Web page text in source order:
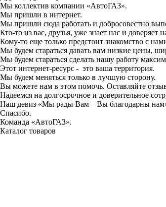
Мы коллектив компании «АвтоГАЗ».
Мы пришли в интернет.
Мы пришли сюда работать и добросовестно
Кто-то из вас, друзья, уже знает нас и доверяет
Кому-то еще только предстоит знакомство с
Мы будем стараться давать вам низкие цены,
Мы будем стараться сделать нашу работу
Этот интернет-ресурс - это ваша территория.
Мы будем меняться только в лучшую сторону.
Вы можете нам в этом помочь. Оставляйте
Надеемся на долгосрочное и доверительное
Наш девиз «Мы рады Вам – Вы благодарны
Спасибо.
Команда «АвтоГАЗ».
Каталог товаров